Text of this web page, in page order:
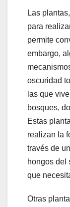
Las
para
permite
embargo,
oscuridad
las que
bosques,
Estas
realizan la
través de
hongos del
que
Otras